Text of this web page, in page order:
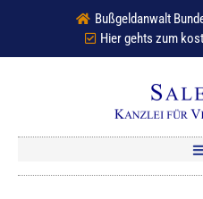
Bußgeldanwalt
Hier gehts zum